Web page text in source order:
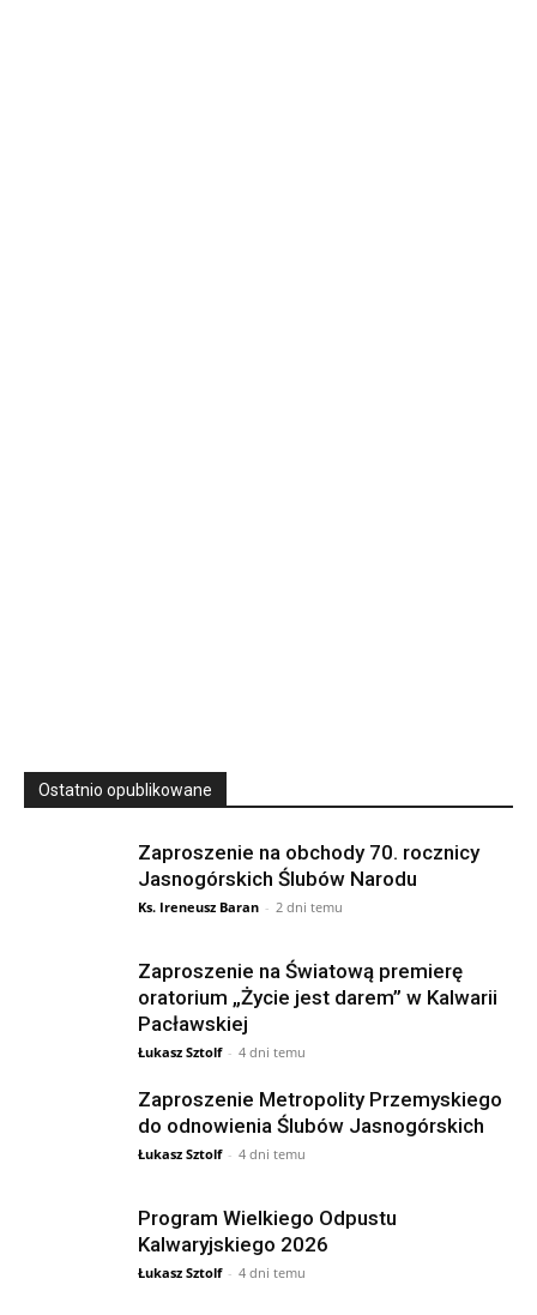
Ostatnio opublikowane
Zaproszenie na obchody 70. rocznicy
Jasnogórskich Ślubów Narodu
Ks. Ireneusz Baran - 2 dni temu
Zaproszenie na Światową premierę
oratorium „Życie jest darem” w Kalwarii
Pacławskiej
Łukasz Sztolf - 4 dni temu
Zaproszenie Metropolity Przemyskiego
do odnowienia Ślubów Jasnogórskich
Łukasz Sztolf - 4 dni temu
Program Wielkiego Odpustu
Kalwaryjskiego 2026
Łukasz Sztolf - 4 dni temu